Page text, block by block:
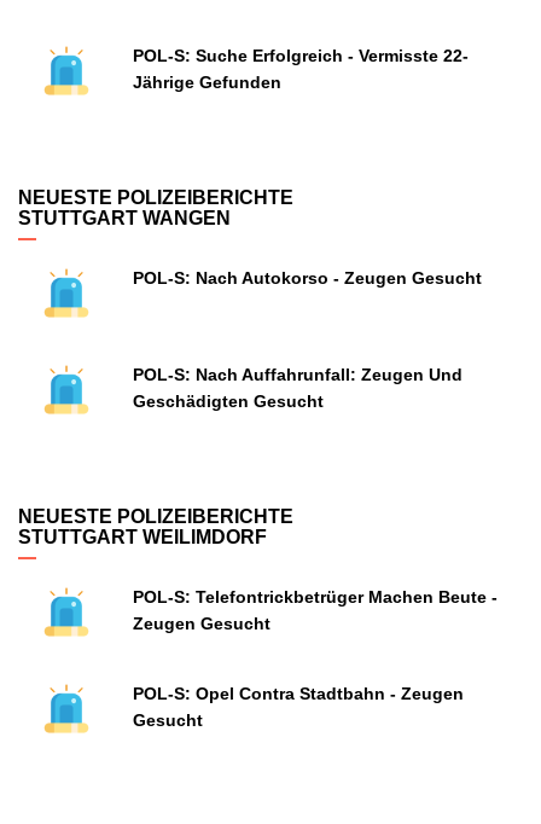
POL-S: Suche Erfolgreich - Vermisste 22-
Jährige Gefunden
NEUESTE POLIZEIBERICHTE
STUTTGART WANGEN
POL-S: Nach Autokorso - Zeugen Gesucht
POL-S: Nach Auffahrunfall: Zeugen Und
Geschädigten Gesucht
NEUESTE POLIZEIBERICHTE
STUTTGART WEILIMDORF
POL-S: Telefontrickbetrüger Machen Beute -
Zeugen Gesucht
POL-S: Opel Contra Stadtbahn - Zeugen
Gesucht